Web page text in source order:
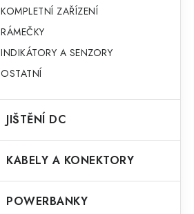
KOMPLETNÍ ZAŘÍZENÍ
RÁMEČKY
INDIKÁTORY A SENZORY
OSTATNÍ
JIŠTĚNÍ DC
KABELY A KONEKTORY
POWERBANKY